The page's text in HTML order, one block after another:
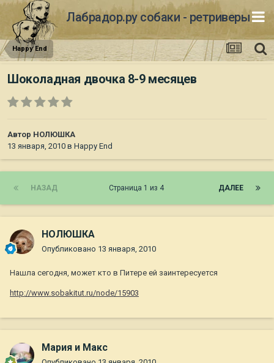
Лабрадор.ру собаки - ретриверы
Happy End
Шоколадная двочка 8-9 месяцев
Автор НОЛЮШКА
13 января, 2010 в Happy End
НАЗАД ДАЛЕЕ
Страница 1 из 4
НОЛЮШКА
Опубликовано 13 января, 2010
Нашла сегодня, может кто в Питере ей заинтересуется
http://www.sobakitut.ru/node/15903
Мария и Макс